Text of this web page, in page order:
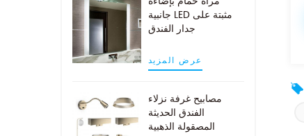
جانبية LED مثبتة على
جدار الفندق
عرض المزيد
مصابيح غرفة نزلاء
الفندق الحديثة
المصقولة الذهبية